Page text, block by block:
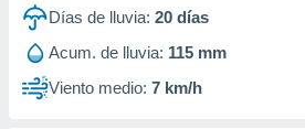
de
1199
Días de lluvia: 20 días
Acum. de lluvia: 115 mm
Viento medio: 7 km/h